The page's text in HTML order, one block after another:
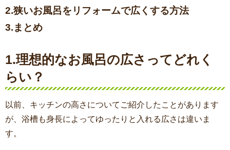
2.狭いお風呂をリフォームで広くする方法
3.まとめ
1.理想的なお風呂の広さってどれく
らい？
以前、キッチンの高さについてご紹介したことがあります
が、浴槽も身長によってゆったりと入れる広さは違いま
す。